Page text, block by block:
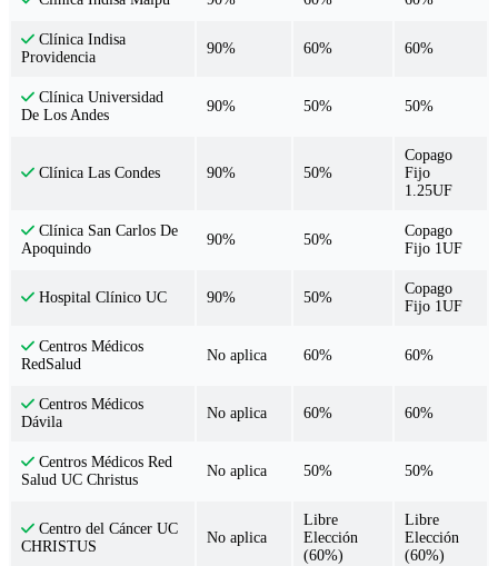
Clínica Indisa
Providencia
90% 60% 60%
Clínica Universidad
De Los Andes
90% 50% 50%
Clínica Las Condes 90% 50%
Copago
Fijo
1.25UF
Clínica San Carlos De
Apoquindo
90% 50%
Copago
Fijo 1UF
Hospital Clínico UC 90% 50%
Copago
Fijo 1UF
Centros Médicos
RedSalud
No aplica 60% 60%
Centros Médicos
Dávila
No aplica 60% 60%
Centros Médicos Red
Salud UC Christus
No aplica 50% 50%
Centro del Cáncer UC
CHRISTUS
No aplica
Libre
Elección
(60%)
Libre
Elección
(60%)